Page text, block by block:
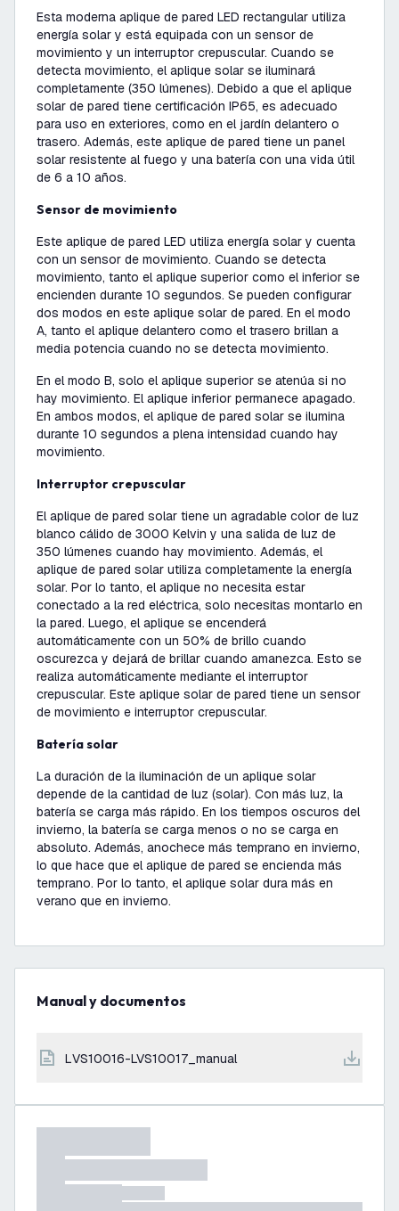
Esta moderna aplique de pared LED rectangular utiliza
energía solar y está equipada con un sensor de
movimiento y un interruptor crepuscular. Cuando se
detecta movimiento, el aplique solar se iluminará
completamente (350 lúmenes). Debido a que el aplique
solar de pared tiene certificación IP65, es adecuado
para uso en exteriores, como en el jardín delantero o
trasero. Además, este aplique de pared tiene un panel
solar resistente al fuego y una batería con una vida útil
de 6 a 10 años.
Sensor de movimiento
Este aplique de pared LED utiliza energía solar y cuenta
con un sensor de movimiento. Cuando se detecta
movimiento, tanto el aplique superior como el inferior se
encienden durante 10 segundos. Se pueden configurar
dos modos en este aplique solar de pared. En el modo
A, tanto el aplique delantero como el trasero brillan a
media potencia cuando no se detecta movimiento.
En el modo B, solo el aplique superior se atenúa si no
hay movimiento. El aplique inferior permanece apagado.
En ambos modos, el aplique de pared solar se ilumina
durante 10 segundos a plena intensidad cuando hay
movimiento.
Interruptor crepuscular
El aplique de pared solar tiene un agradable color de luz
blanco cálido de 3000 Kelvin y una salida de luz de
350 lúmenes cuando hay movimiento. Además, el
aplique de pared solar utiliza completamente la energía
solar. Por lo tanto, el aplique no necesita estar
conectado a la red eléctrica, solo necesitas montarlo en
la pared. Luego, el aplique se encenderá
automáticamente con un 50% de brillo cuando
oscurezca y dejará de brillar cuando amanezca. Esto se
realiza automáticamente mediante el interruptor
crepuscular. Este aplique solar de pared tiene un sensor
de movimiento e interruptor crepuscular.
Batería solar
La duración de la iluminación de un aplique solar
depende de la cantidad de luz (solar). Con más luz, la
batería se carga más rápido. En los tiempos oscuros del
invierno, la batería se carga menos o no se carga en
absoluto. Además, anochece más temprano en invierno,
lo que hace que el aplique de pared se encienda más
temprano. Por lo tanto, el aplique solar dura más en
verano que en invierno.
Manual y documentos
LVS10016-LVS10017_manual